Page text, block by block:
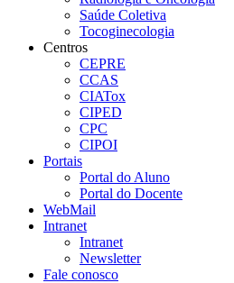
Saúde Coletiva
Tocoginecologia
Centros
CEPRE
CCAS
CIATox
CIPED
CPC
CIPOI
Portais
Portal do Aluno
Portal do Docente
WebMail
Intranet
Intranet
Newsletter
Fale conosco